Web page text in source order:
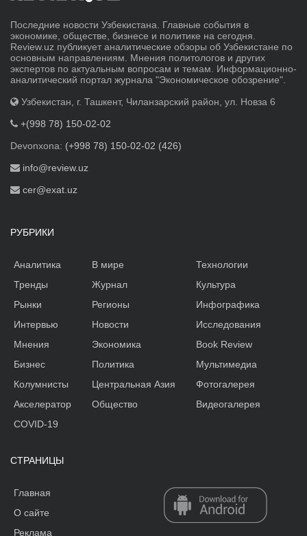
Последние новости Узбекистана. Главные события в
экономике, обществе, бизнесе и политике на сегодня.
Review.uz публикует аналитические обзоры об Узбекистане по
основным направлениям. Мнения политологов и других
экспертов по актуальным вопросам и темам. Информационно-
аналитический портал журнала "Экономическое обозрение".
Узбекистан, г. Ташкент, Чиланзарский район, ул. Новза 6
+(998 78) 150-02-02
Devonxona: (+998 78) 150-02-02 (426)
info@review.uz
cer@exat.uz
РУБРИКИ
Аналитика
Тренды
Рынки
Интервью
Мнения
Бизнес
Колумнисты
Акселератор
В мире
Журнал
Регионы
Новости
Экономика
Политика
Центральная Азия
Общество
Технологии
Культура
Инфографика
Исследования
Book Review
Мультимедиа
Фотогалерея
Видеогалерея
COVID-19
СТРАНИЦЫ
Главная
О сайте
Реклама